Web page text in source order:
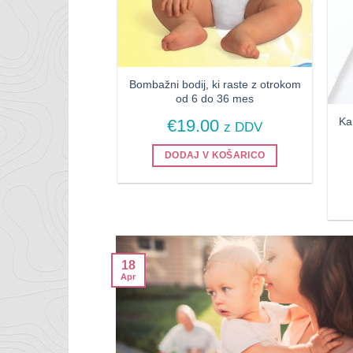
Bombažni bodij, ki raste z otrokom
od 6 do 36 mes
€19.00 z DDV
DODAJ V KOŠARICO
18
Apr